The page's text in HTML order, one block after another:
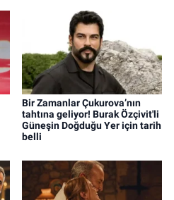
Bir Zamanlar Çukurova’nın
tahtına geliyor! Burak Özçivit'li
Güneşin Doğduğu Yer için tarih
belli